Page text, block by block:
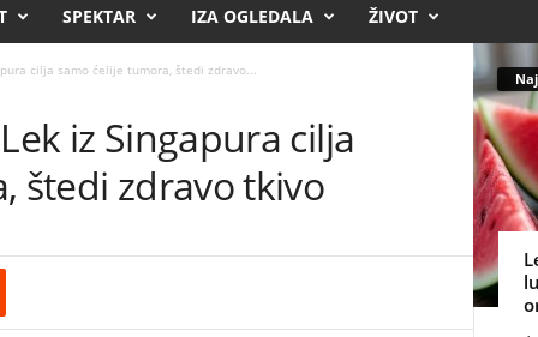
SPEKTAR IZA OGLEDALA ŽIVOT
cilja samo ćelije tumora, štedi zdravo...
iz Singapura cilja
štedi zdravo tkivo